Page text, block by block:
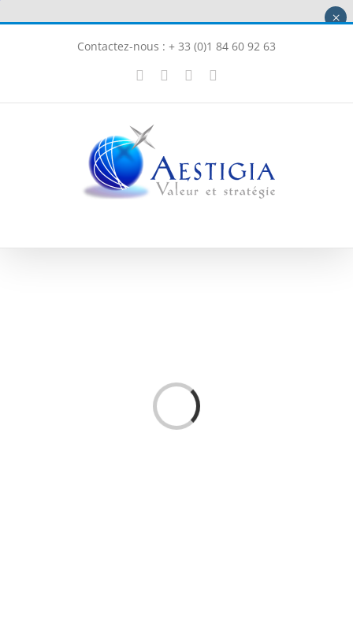
Contactez-nous : + 33 (0)1 84 60 92 63
LinkedInInstagram
Chargement…
×